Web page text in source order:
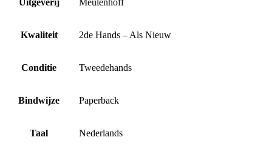
Uitgeverij Meulenhoff
Kwaliteit 2de Hands – Als Nieuw
Conditie Tweedehands
Bindwijze Paperback
Taal Nederlands